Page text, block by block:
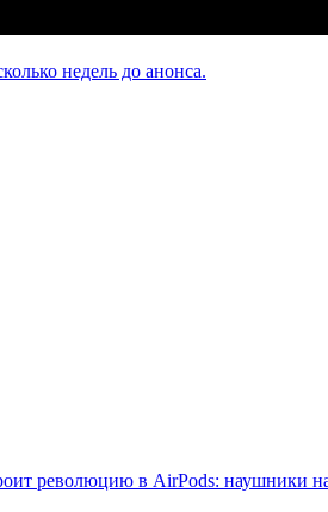
недель до анонса.
революцию в AirPods: наушники